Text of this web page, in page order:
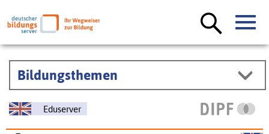
Bildungsthemen
Eduserver